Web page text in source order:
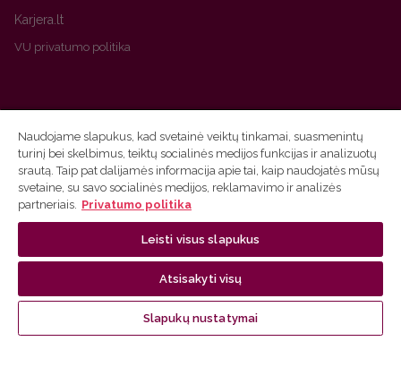
Karjera.lt
VU privatumo politika
Nepraleisk naujienų!
Užsiprenumeruok Komunikacijos fakulteto naujienlaiškį
ir sužinok aktualijas pirmas!
Sužinoti daugiau
Naudojame slapukus, kad svetainė veiktų tinkamai, suasmenintų
turinį bei skelbimus, teiktų socialinės medijos funkcijas ir analizuotų
srautą. Taip pat dalijamės informacija apie tai, kaip naudojatės mūsų
svetaine, su savo socialinės medijos, reklamavimo ir analizės
partneriais. Privatumo politika
Leisti visus slapukus
Atsisakyti visų
Slapukų nustatymai